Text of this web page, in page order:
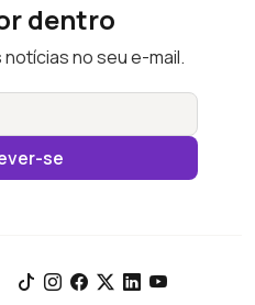
dentro
no seu e-mail.
se